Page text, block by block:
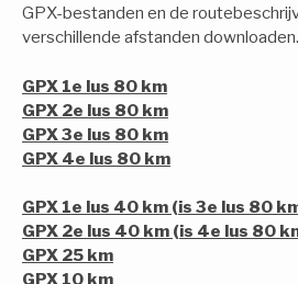
GPX-bestanden en de
verschillende afstanden downloaden.
GPX 1e lus 80 km
GPX 2e lus 80 km
GPX 3e lus 80 km
GPX 4e lus 80 km
GPX 1e lus 40 km (is 3e lus 80
GPX 2e lus 40 km (is 4e lus 80
GPX 25 km
GPX 10 km